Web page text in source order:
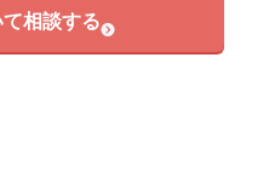
相談する